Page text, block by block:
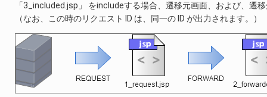
「3_included.jsp」 をincludeする場合、遷移元画面、および、遷
（なお、この時のリクエスト ID は、同一の ID が出力されます。）